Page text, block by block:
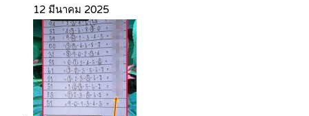
12 มีนาคม 2025